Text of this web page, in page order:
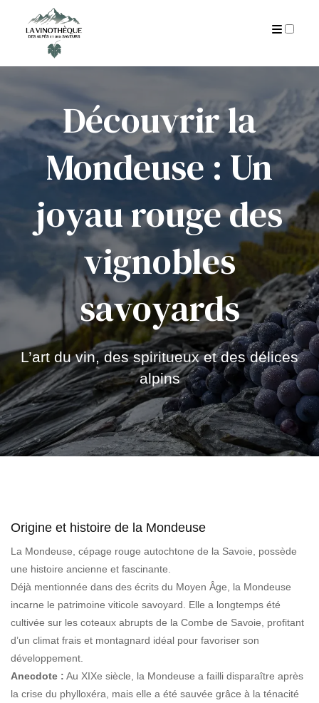
AUTEUR
CGU
ARCHIVES
Découvrir la
Mondeuse : Un
joyau rouge des
vignobles
savoyards
L’art du vin, des spiritueux et des délices
alpins
Origine et histoire de la Mondeuse
La Mondeuse, cépage rouge autochtone de la Savoie, possède
une histoire ancienne et fascinante.
Déjà mentionnée dans des écrits du Moyen Âge, la Mondeuse
incarne le patrimoine viticole savoyard. Elle a longtemps été
cultivée sur les coteaux abrupts de la Combe de Savoie, profitant
d’un climat frais et montagnard idéal pour favoriser son
développement.
Anecdote : Au XIXe siècle, la Mondeuse a failli disparaître après
la crise du phylloxéra, mais elle a été sauvée grâce à la ténacité